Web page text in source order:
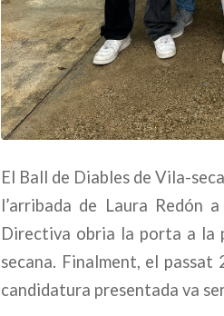
El Ball de Diables de Vila-
l’arribada de Laura Redón
Directiva obria la porta a la
secana. Finalment, el
candidatura presentada va